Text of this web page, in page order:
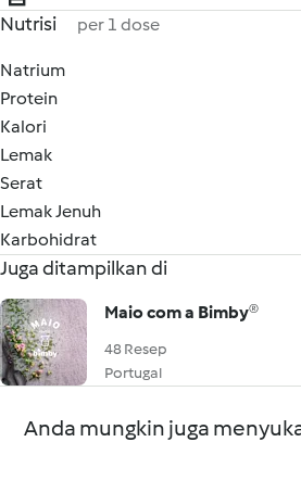
Nutrisi per 1 dose
Natrium
Protein
Kalori
Lemak
Serat
Lemak Jenuh
Karbohidrat
Juga ditampilkan di
Maio com a Bimby®
48 Resep
Portugal
Anda mungkin juga